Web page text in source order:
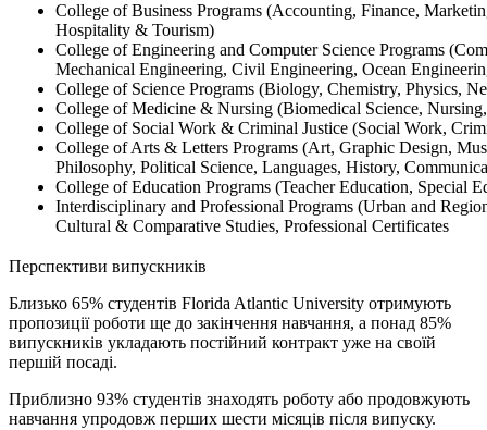
College of Business Programs (Accounting, Finance,
Hospitality & Tourism)
College of Engineering and Computer Science Programs
Mechanical Engineering, Civil Engineering, Ocean
College of Science Programs (Biology, Chemistry, Physics,
College of Medicine & Nursing (Biomedical Science,
College of Social Work & Criminal Justice (Social Work,
College of Arts & Letters Programs (Art, Graphic Design,
Philosophy, Political Science, Languages, History,
College of Education Programs (Teacher Education, Special
Interdisciplinary and Professional Programs (Urban and
Cultural & Comparative Studies, Professional Certificates
Перспективи випускників
Близько 65% студентів Florida Atlantic University отримують
пропозиції роботи ще до закінчення навчання, а понад 85%
випускників укладають постійний контракт уже на своїй
першій посаді.
Приблизно 93% студентів знаходять роботу або продовжують
навчання упродовж перших шести місяців після випуску.